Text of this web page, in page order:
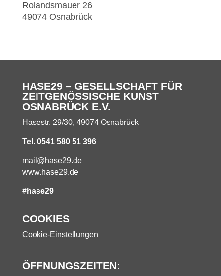
Rolandsmauer 26
49074 Osnabrück
HASE29 – GESELLSCHAFT FÜR
ZEITGENÖSSISCHE KUNST
OSNABRÜCK E.V.
Hasestr. 29/30, 49074 Osnabrück
Tel. 0541 580 51 396
mail@hase29.de
www.hase29.de
#hase29
COOKIES
Cookie-Einstellungen
ÖFFNUNGSZEITEN: